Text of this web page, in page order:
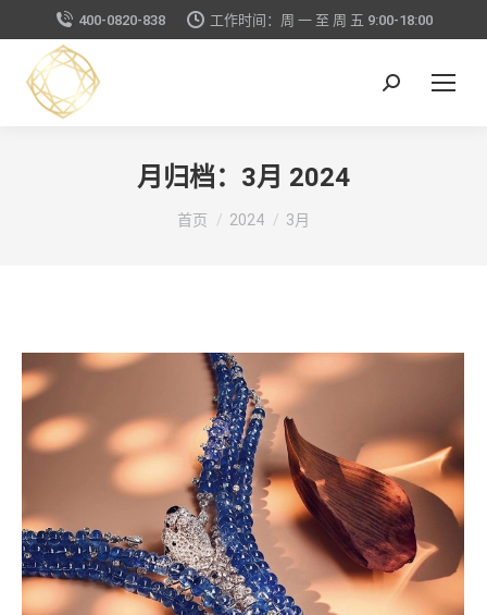
400-0820-838 工作时间：周 一 至 周 五 9:00-18:00
搜
月归档： 3月 2024
你在这里：
首页 2024 3月